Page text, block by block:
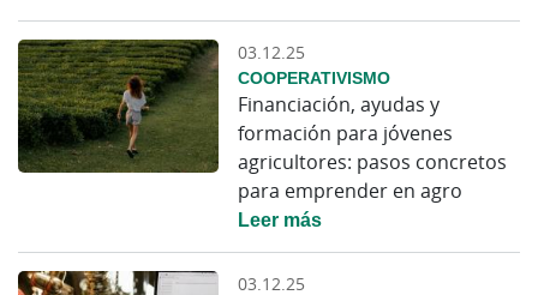
03.12.25
COOPERATIVISMO
Financiación, ayudas y
formación para jóvenes
agricultores: pasos concretos
para emprender en agro
Leer más
03.12.25